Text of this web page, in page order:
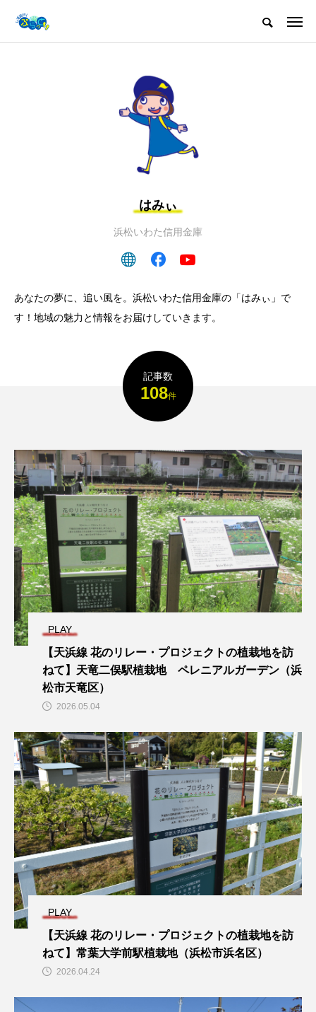
はみぃ
浜松いわた信用金庫
あなたの夢に、追い風を。浜松いわた信用金庫の「はみぃ」で
す！地域の魅力と情報をお届けしていきます。
記事数
108件
PLAY
【天浜線 花のリレー・プロジェクトの植栽地を訪
ねて】天竜二俣駅植栽地 ペレニアルガーデン（浜
松市天竜区）
2026.05.04
PLAY
【天浜線 花のリレー・プロジェクトの植栽地を訪
ねて】常葉大学前駅植栽地（浜松市浜名区）
2026.04.24